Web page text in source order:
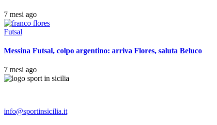
7 mesi ago
Futsal
Messina Futsal, colpo argentino: arriva Flores, saluta Beluco
7 mesi ago
info@sportinsicilia.it